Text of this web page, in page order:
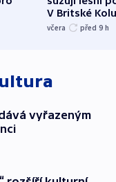
V Britské
evakuovali
včera před 9 h
vyřazeným